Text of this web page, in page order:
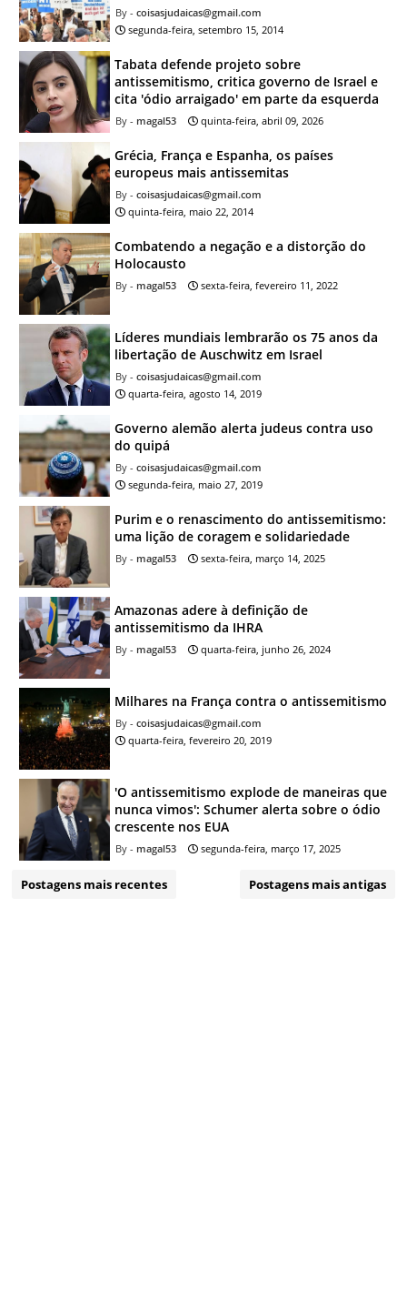
coisasjudaicas@gmail.com
segunda-feira, setembro 15, 2014
Tabata defende projeto sobre
antissemitismo, critica governo de Israel e
cita 'ódio arraigado' em parte da esquerda
magal53 quinta-feira, abril 09, 2026
Grécia, França e Espanha, os países
europeus mais antissemitas
coisasjudaicas@gmail.com
quinta-feira, maio 22, 2014
Combatendo a negação e a distorção do
Holocausto
magal53 sexta-feira, fevereiro 11, 2022
Líderes mundiais lembrarão os 75 anos da
libertação de Auschwitz em Israel
coisasjudaicas@gmail.com
quarta-feira, agosto 14, 2019
Governo alemão alerta judeus contra uso
do quipá
coisasjudaicas@gmail.com
segunda-feira, maio 27, 2019
Purim e o renascimento do antissemitismo:
uma lição de coragem e solidariedade
magal53 sexta-feira, março 14, 2025
Amazonas adere à definição de
antissemitismo da IHRA
magal53 quarta-feira, junho 26, 2024
Milhares na França contra o antissemitismo
coisasjudaicas@gmail.com
quarta-feira, fevereiro 20, 2019
'O antissemitismo explode de maneiras que
nunca vimos': Schumer alerta sobre o ódio
crescente nos EUA
magal53 segunda-feira, março 17, 2025
Postagens mais recentes Postagens mais antigas